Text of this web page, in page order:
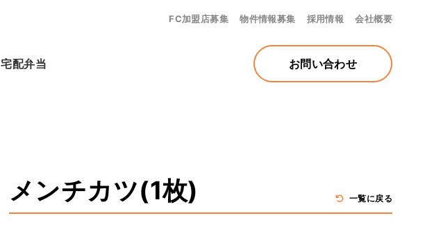
宅配弁当
FC加盟店募集 物件情報募集 採用情報 会社概要
お問い合わせ
メンチカツ(1枚) 一覧に戻る